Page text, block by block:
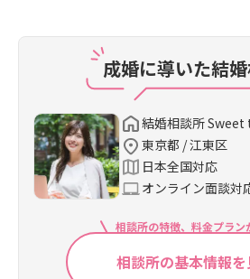
成婚に導いた結
結婚相談所 Sweet
東京都 / 江東区
日本全国対応
オンライン面談対
相談所の特徴、料金プラン
相談所の基本情報を